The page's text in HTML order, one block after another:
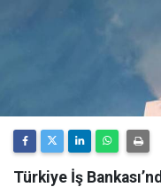
Türkiye İş